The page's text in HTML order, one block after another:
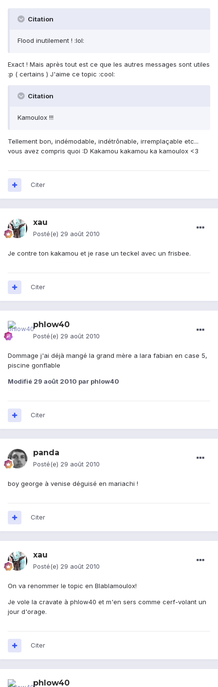
Citation
Flood inutilement ! :lol:
Exact ! Mais après tout est ce que les autres messages sont utiles
:p ( certains ) J'aime ce topic :cool:
Citation
Kamoulox !!!
Tellement bon, indémodable, indétrônable, irremplaçable etc...
vous avez compris quoi :D Kakamou kakamou ka kamoulox <3
Citer
xau
Posté(e) 29 août 2010
Je contre ton kakamou et je rase un teckel avec un frisbee.
Citer
phlow40
Posté(e) 29 août 2010
Dommage j'ai déjà mangé la grand mère a lara fabian en case 5,
piscine gonflable
Modifié 29 août 2010 par phlow40
Citer
panda
Posté(e) 29 août 2010
boy george à venise déguisé en mariachi !
Citer
xau
Posté(e) 29 août 2010
On va renommer le topic en Blablamoulox!
Je vole la cravate à phlow40 et m'en sers comme cerf-volant un
jour d'orage.
Citer
phlow40